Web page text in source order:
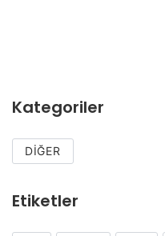
Kategoriler
DIĞER
Etiketler